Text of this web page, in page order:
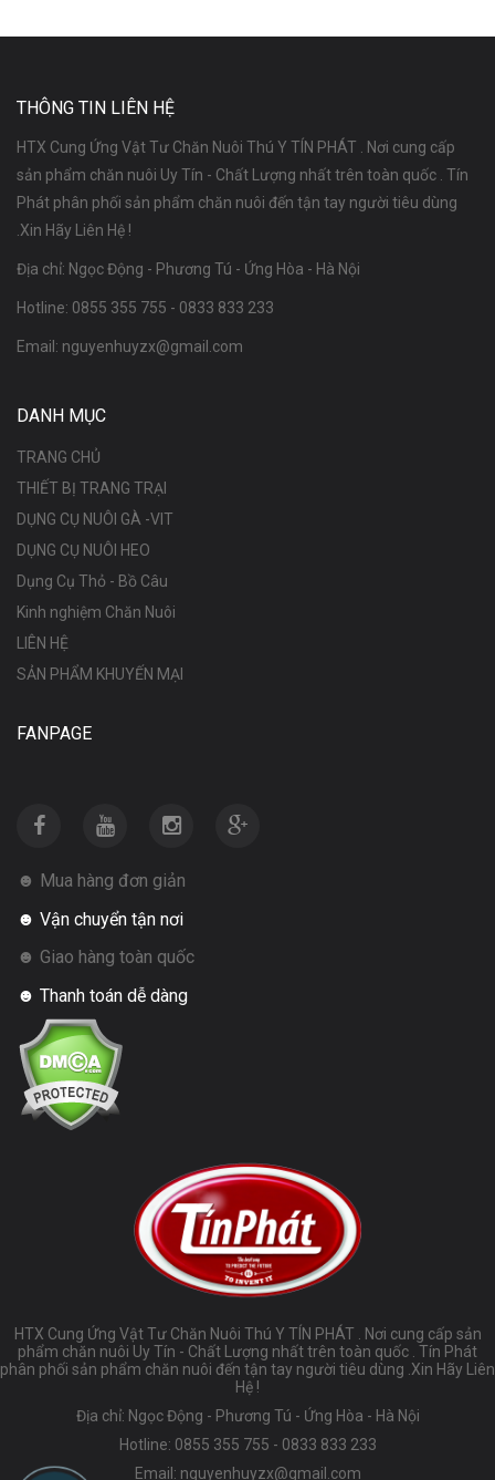
THÔNG TIN LIÊN HỆ
HTX Cung Ứng Vật Tư Chăn Nuôi Thú Y TÍN PHÁT . Nơi cung cấp
sản phẩm chăn nuôi Uy Tín - Chất Lượng nhất trên toàn quốc . Tín
Phát phân phối sản phẩm chăn nuôi đến tận tay người tiêu dùng
.Xin Hãy Liên Hệ !
Địa chỉ: Ngọc Động - Phương Tú - Ứng Hòa - Hà Nội
Hotline: 0855 355 755 - 0833 833 233
Email: nguyenhuyzx@gmail.com
DANH MỤC
TRANG CHỦ
THIẾT BỊ TRANG TRẠI
DỤNG CỤ NUÔI GÀ -VIT
DỤNG CỤ NUÔI HEO
Dụng Cụ Thỏ - Bồ Câu
Kinh nghiệm Chăn Nuôi
LIÊN HỆ
SẢN PHẨM KHUYẾN MẠI
FANPAGE
☻ Mua hàng đơn giản
☻ Vận chuyển tận nơi
☻ Giao hàng toàn quốc
☻ Thanh toán dễ dàng
HTX Cung Ứng Vật Tư Chăn Nuôi Thú Y TÍN PHÁT . Nơi cung cấp sản
phẩm chăn nuôi Uy Tín - Chất Lượng nhất trên toàn quốc . Tín Phát
phân phối sản phẩm chăn nuôi đến tận tay người tiêu dùng .Xin Hãy Liên
Hệ !
Địa chỉ: Ngọc Động - Phương Tú - Ứng Hòa - Hà Nội
Hotline: 0855 355 755 - 0833 833 233
Email: nguyenhuyzx@gmail.com